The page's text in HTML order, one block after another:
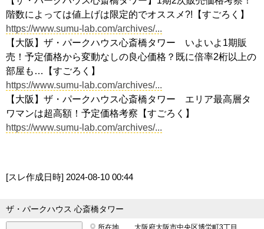
階数によっては値上げは限定的でオススメ?!【すごろく】
https://www.sumu-lab.com/archives/...
【大阪】ザ・パークハウス心斎橋タワー いよいよ1期販
売！予定価格から変動なしの良心価格？既に倍率2桁以上の
部屋も…【すごろく】
https://www.sumu-lab.com/archives/...
【大阪】ザ・パークハウス心斎橋タワー エリア最高層タ
ワマンは超高額！予定価格考察【すごろく】
https://www.sumu-lab.com/archives/...
[スレ作成日時] 2024-08-10 00:44
ザ・パークハウス 心斎橋タワー
所在地
大阪府大阪市中央区博労町3丁目